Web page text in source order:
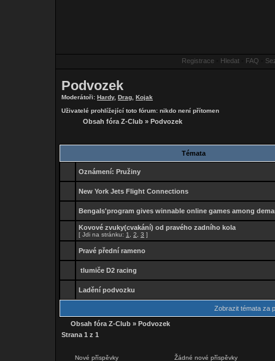
Registrace Hledat FAQ
Podvozek
Moderátoři: Hardy, Drag Kojak
Uživatelé prohlížející toto fórum: nikdo není přítomen
Obsah fóra Z-Club » Podvozek
Témata
Oznámení: Pružiny
New York Jets Flight Connections
Bengals'program gives winnable online games among
Kovové zvuky(cvakání) od pravého zadního kola
[ Jdi na stránku: 1 2 3 ]
Pravé přední rameno
tlumiče D2 racing
Ladění podvozku
Zobrazit témata za
Obsah fóra Z-Club » Podvozek
Strana 1 z 1
Nové příspěvky
Žádné nové příspěvky